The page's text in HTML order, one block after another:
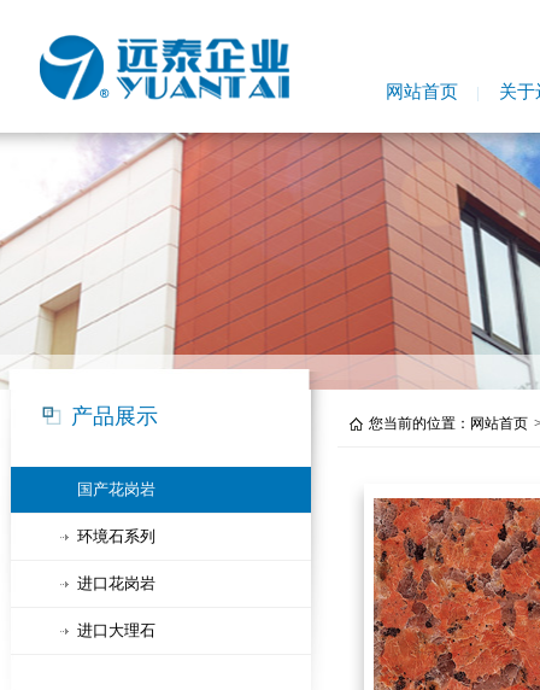
网站首页 关于
产品展示
国产花岗岩
环境石系列
进口花岗岩
进口大理石
您当前的位置： 网站首页